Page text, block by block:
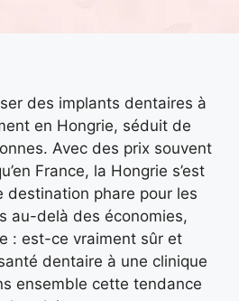
des implants dentaires à
en Hongrie, séduit de
Avec des prix souvent
France, la Hongrie s’est
destination phare pour les
au-delà des économies,
: est-ce vraiment sûr et
dentaire à une clinique
ensemble cette tendance